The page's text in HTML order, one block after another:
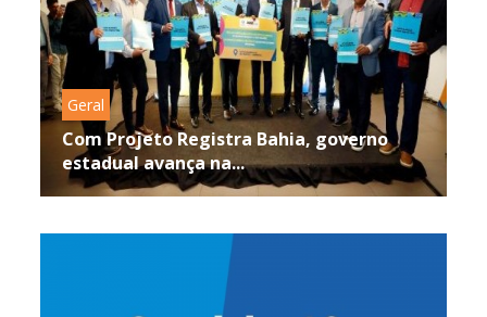
Geral
Com Projeto Registra Bahia, governo
estadual avança na...